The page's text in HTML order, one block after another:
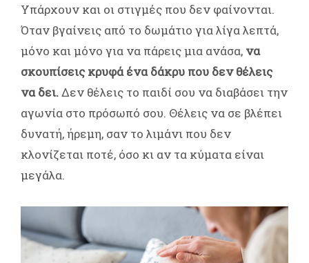
Υπάρχουν και οι στιγμές που δεν φαίνονται.
Όταν βγαίνεις από το δωμάτιο για λίγα λεπτά,
μόνο και μόνο για να πάρεις μια ανάσα, να
σκουπίσεις κρυφά ένα δάκρυ που δεν θέλεις
να δει.Δεν θέλεις το παιδί σου να διαβάσει την
αγωνία στο πρόσωπό σου. Θέλεις να σε βλέπει
δυνατή, ήρεμη, σαν το λιμάνι που δεν
κλονίζεται ποτέ, όσο κι αν τα κύματα είναι
μεγάλα.